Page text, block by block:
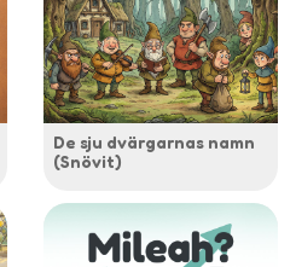
De sju dvärgarnas namn
(Snövit)